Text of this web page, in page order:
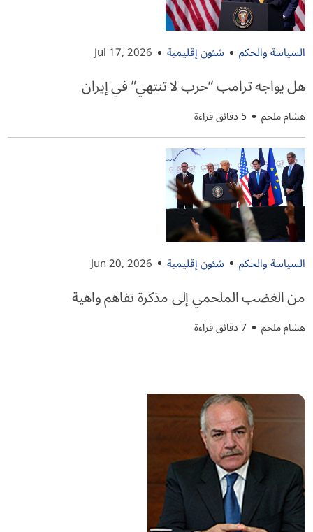
السياسة والحكم شئون إقليمية Jul 17, 2026
هل يواجه ترامب “حرب لا تنتهي” في إيران
هشام ملحم 5 دقائق قراءة
السياسة والحكم شئون إقليمية Jun 20, 2026
من الغضب الملحمي إلى مذكرة تفاهم واهية
هشام ملحم 7 دقائق قراءة